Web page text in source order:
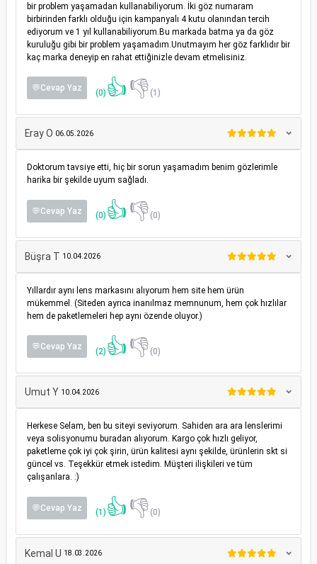
bir problem yaşamadan kullanabiliyorum. İki göz numaram
birbirinden farklı olduğu için kampanyalı 4 kutu olanından tercih
ediyorum ve 1 yıl kullanabiliyorum.Bu markada batma ya da göz
kuruluğu gibi bir problem yaşamadım.Unutmayım her göz farklıdır bir
kaç marka deneyip en rahat ettiğinizle devam etmelisiniz.
💬Cevap Yaz (0) 👍👎(1)
Eray O 06.05.2026
Doktorum tavsiye etti, hiç bir sorun yaşamadım benim gözlerimle
harika bir şekilde uyum sağladı.
💬Cevap Yaz (0) 👍👎(0)
Büşra T 10.04.2026
Yıllardır aynı lens markasını alıyorum hem site hem ürün
mükemmel. (Siteden ayrıca inanılmaz memnunum, hem çok hızlılar
hem de paketlemeleri hep aynı özende oluyor.)
💬Cevap Yaz (2) 👍👎(0)
Umut Y 10.04.2026
Herkese Selam, ben bu siteyi seviyorum. Sahiden ara ara lenslerimi
veya solisyonumu buradan alıyorum. Kargo çok hızlı geliyor,
paketleme çok iyi çok şirin, ürün kalitesi aynı şekilde, ürünlerin skt si
güncel vs. Teşekkür etmek istedim. Müşteri ilişkileri ve tüm
çalışanlara. :)
💬Cevap Yaz (1) 👍👎(0)
Kemal U 18.03.2026